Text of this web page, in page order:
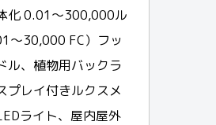
化 0.01〜300,000ル
〜30,000 FC）フッ
ル、植物用バックラ
プレイ付きルクスメ
ライト、屋内屋外